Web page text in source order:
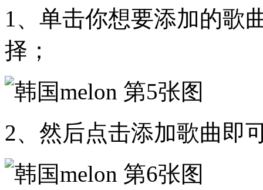
1、单击你想要添加的歌
择；
2、然后点击添加歌曲即